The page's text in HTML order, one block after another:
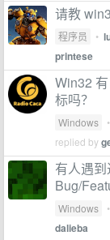
请教
程序员 •
printese
Win32
标吗？
Windows •
replied by
有人遇
Bug/
Windows •
dalieba